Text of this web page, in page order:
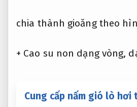
chia thành gioăng theo
+ Cao su non dạng vòng,
Cung cấp nấm gió lò